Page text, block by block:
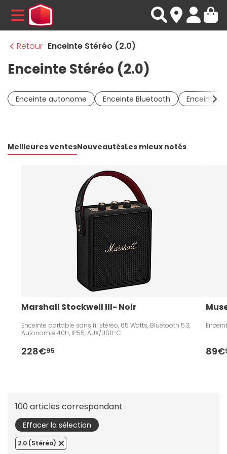
MENU
Retour Enceinte Stéréo (2.0)
Enceinte Stéréo (2.0)
Enceinte autonome Enceinte Bluetooth Enceinte
Meilleures ventesNouveautésLes mieux notés
Marshall Stockwell III- Noir
Enceinte portable sans fil stéréo, 65 Watts, Bluetooth 5.3,
Autonomie 40h, IP55, AUX/USB-C
228€95 89€
100 articles correspondant
Effacer la sélection
2.0 (Stéréo)